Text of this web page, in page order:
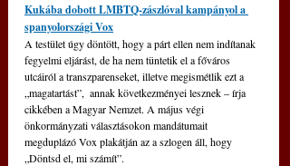
Kukába dobott LMBTQ-zászlóval kampányol a
spanyolországi Vox
A testület úgy döntött, hogy a párt ellen nem indítanak
fegyelmi eljárást, de ha nem tüntetik el a főváros
utcáiról a transzparenseket, illetve megismétlik ezt a
„magatartást”,  annak következményei lesznek – írja
cikkében a Magyar Nemzet. A május végi
önkormányzati választásokon mandátumait
megduplázó Vox plakátján az a szlogen áll, hogy
„Döntsd el, mi számít”.